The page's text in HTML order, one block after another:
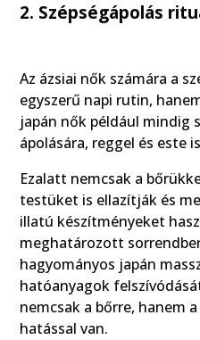
2. Szépségápolás
Az ázsiai nők számára a
egyszerű napi rutin,
japán nők például mindig
ápolására, reggel és este
Ezalatt nemcsak a
testüket is ellazítják és
illatú készítményeket
meghatározott
hagyományos japán
hatóanyagok
nemcsak a bőrre, hanem
hatással van.